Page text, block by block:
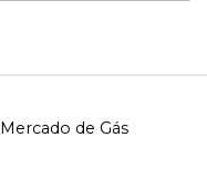
Mercado de Gás